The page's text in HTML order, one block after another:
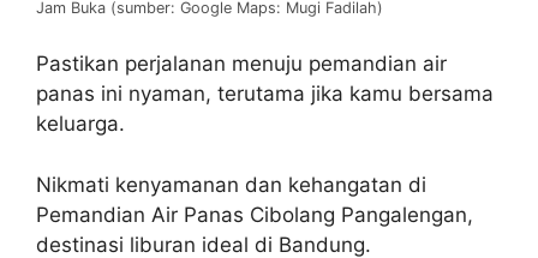
Jam Buka (sumber: Google Maps: Mugi Fadilah)
Pastikan perjalanan menuju pemandian air
panas ini nyaman, terutama jika kamu bersama
keluarga.
Nikmati kenyamanan dan kehangatan di
Pemandian Air Panas Cibolang Pangalengan,
destinasi liburan ideal di Bandung.